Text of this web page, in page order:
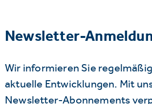
Newsletter-
Wir informieren Sie
aktuelle Entwicklungen. Mit
Newsletter-Abonnements